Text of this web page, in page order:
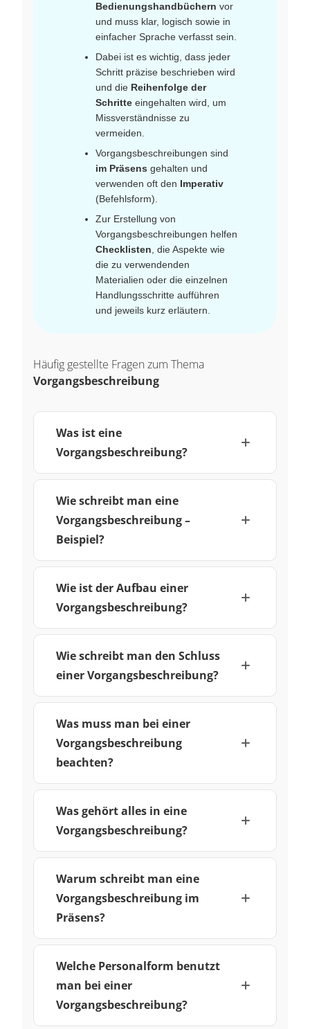
Bedienungshandbüchern vor
und muss klar, logisch sowie in
einfacher Sprache verfasst sein.
Dabei ist es wichtig, dass jeder
Schritt präzise beschrieben wird
und die Reihenfolge der
Schritte eingehalten wird, um
Missverständnisse zu
vermeiden.
Vorgangsbeschreibungen sind
im Präsens gehalten und
verwenden oft den Imperativ
(Befehlsform).
Zur Erstellung von
Vorgangsbeschreibungen helfen
Checklisten , die Aspekte wie
die zu verwendenden
Materialien oder die einzelnen
Handlungsschritte aufführen
und jeweils kurz erläutern.
Häufig gestellte Fragen zum Thema
Vorgangsbeschreibung
Was ist eine
Vorgangsbeschreibung?
Wie schreibt man eine
Vorgangsbeschreibung –
Beispiel?
Wie ist der Aufbau einer
Vorgangsbeschreibung?
Wie schreibt man den Schluss
einer Vorgangsbeschreibung?
Was muss man bei einer
Vorgangsbeschreibung
beachten?
Was gehört alles in eine
Vorgangsbeschreibung?
Warum schreibt man eine
Vorgangsbeschreibung im
Präsens?
Welche Personalform benutzt
man bei einer
Vorgangsbeschreibung?